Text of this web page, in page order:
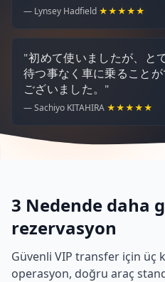
— Lynsey Hadfield ★★★★★
"初めて使いましたが、と
待つ事なく車に乗ること
ございました。"
— Sachiyo KITAHIRA ★★★★★
3 Nedende daha
rezervasyon
Güvenli VIP transfer için üç
operasyon, doğru araç